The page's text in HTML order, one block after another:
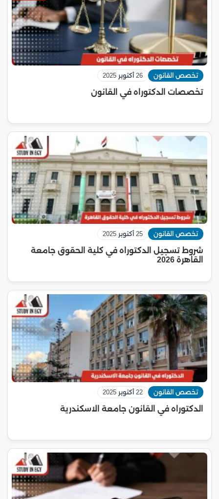
تخصص القانون 26 أكتوبر 2025
تخصصات الدكتوراه في القانون
تخصص القانون 25 أكتوبر 2025
شروط تسجيل الدكتوراه في كلية الحقوق جامعة
القاهرة 2026
تخصص القانون 22 أكتوبر 2025
الدكتوراه في القانون جامعة الاسكندرية